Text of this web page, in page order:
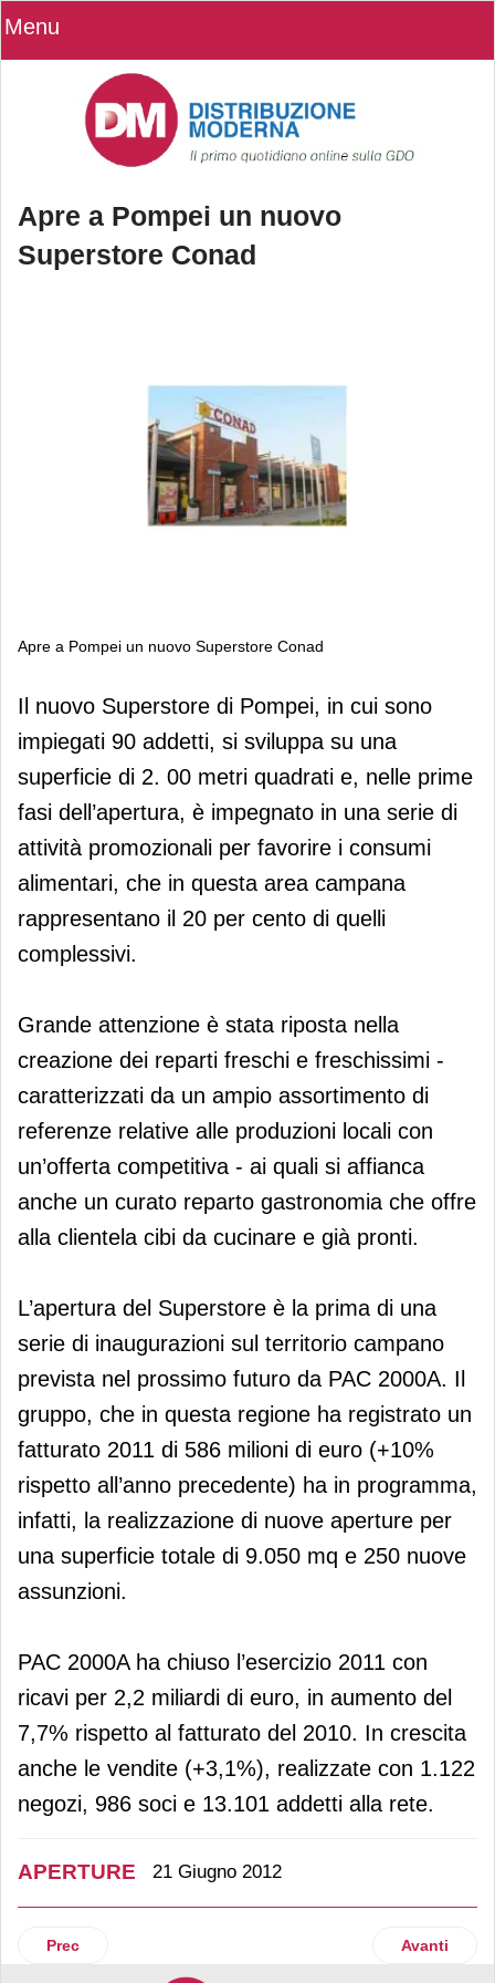
Menu
Apre a Pompei un nuovo
Superstore Conad
Apre a Pompei un nuovo Superstore Conad
Apre a Pompei un nuovo Superstore
Conad
Il nuovo Superstore di Pompei, in cui sono
impiegati 90 addetti, si sviluppa su una
superficie di 2. 00 metri quadrati e, nelle prime
fasi dell’apertura, è impegnato in una serie di
attività promozionali per favorire i consumi
alimentari, che in questa area campana
rappresentano il 20 per cento di quelli
complessivi.
Grande attenzione è stata riposta nella
creazione dei reparti freschi e freschissimi -
caratterizzati da un ampio assortimento di
referenze relative alle produzioni locali con
un’offerta competitiva - ai quali si affianca
anche un curato reparto gastronomia che offre
alla clientela cibi da cucinare e già pronti.
L’apertura del Superstore è la prima di una
serie di inaugurazioni sul territorio campano
prevista nel prossimo futuro da PAC 2000A. Il
gruppo, che in questa regione ha registrato un
fatturato 2011 di 586 milioni di euro (+10%
rispetto all’anno precedente) ha in programma,
infatti, la realizzazione di nuove aperture per
una superficie totale di 9.050 mq e 250 nuove
assunzioni.
PAC 2000A ha chiuso l’esercizio 2011 con
ricavi per 2,2 miliardi di euro, in aumento del
7,7% rispetto al fatturato del 2010. In crescita
anche le vendite (+3,1%), realizzate con 1.122
negozi, 986 soci e 13.101 addetti alla rete.
APERTURE 21 Giugno 2012
Articolo precedente: Gabrielli riapre dopo il restyling il
Prec Articolo
Avanti